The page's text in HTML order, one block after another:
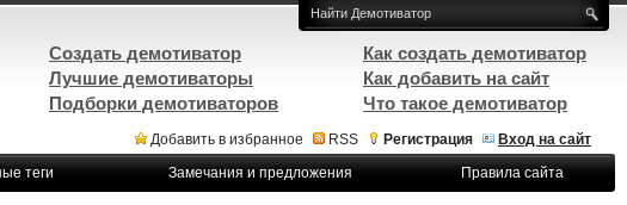
Добавить в избранное RSS Регистрация
Вход на сайт
теги Замечания и предложения Правила сайта
Создать демотиватор
Лучшие демотиваторы
Подборки демотиваторов
Как создать демотиватор
Как добавить на сайт
Что такое демотиватор